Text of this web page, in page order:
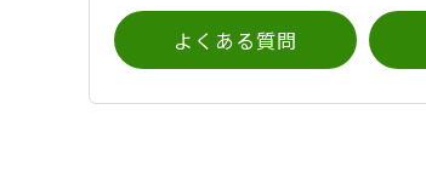
よくある質問